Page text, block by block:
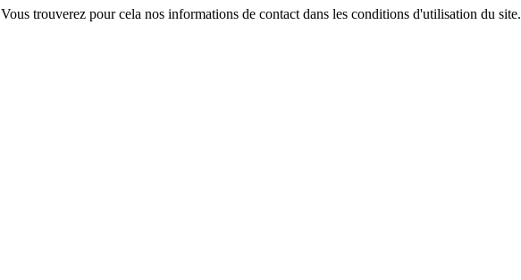
trouverez pour cela nos informations de contact dans les conditions d'utilisation du site.